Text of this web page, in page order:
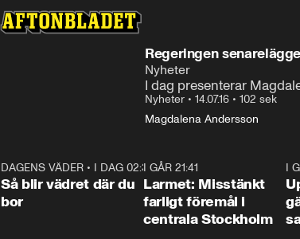
Regeringen
Nyheter
I dag presenterar
Nyheter • 14.07.16 • 102 sek
Magdalena Andersson
1:06
DAGENS VÄDER • I DAG 02:30
Så blir vädret där du
bor
I GÅR 21:41
Larmet: Misstänkt
farligt föremål i
centrala Stockholm
I